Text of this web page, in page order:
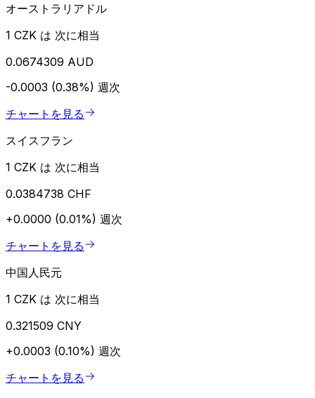
オーストラリアドル
1 CZK は 次に相当
0.0674309 AUD
-0.0003 (0.38%) 週次
チャートを見る
スイスフラン
1 CZK は 次に相当
0.0384738 CHF
+0.0000 (0.01%) 週次
チャートを見る
中国人民元
1 CZK は 次に相当
0.321509 CNY
+0.0003 (0.10%) 週次
チャートを見る